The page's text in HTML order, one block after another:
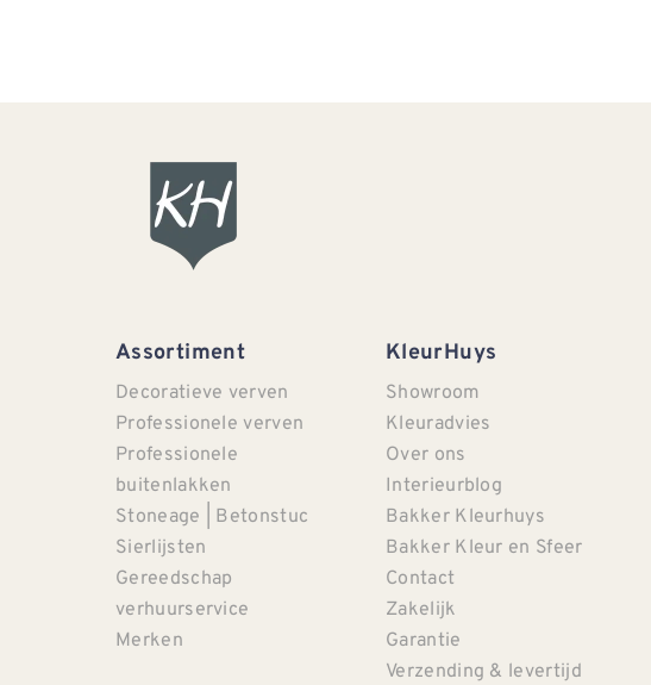
Assortiment
Decoratieve verven
Professionele verven
Professionele
buitenlakken
Stoneage | Betonstuc
Sierlijsten
Gereedschap
verhuurservice
Merken
KleurHuys
Showroom
Kleuradvies
Over ons
Interieurblog
Bakker Kleurhuys
Bakker Kleur en Sfeer
Contact
Zakelijk
Garantie
Verzending & levertijd